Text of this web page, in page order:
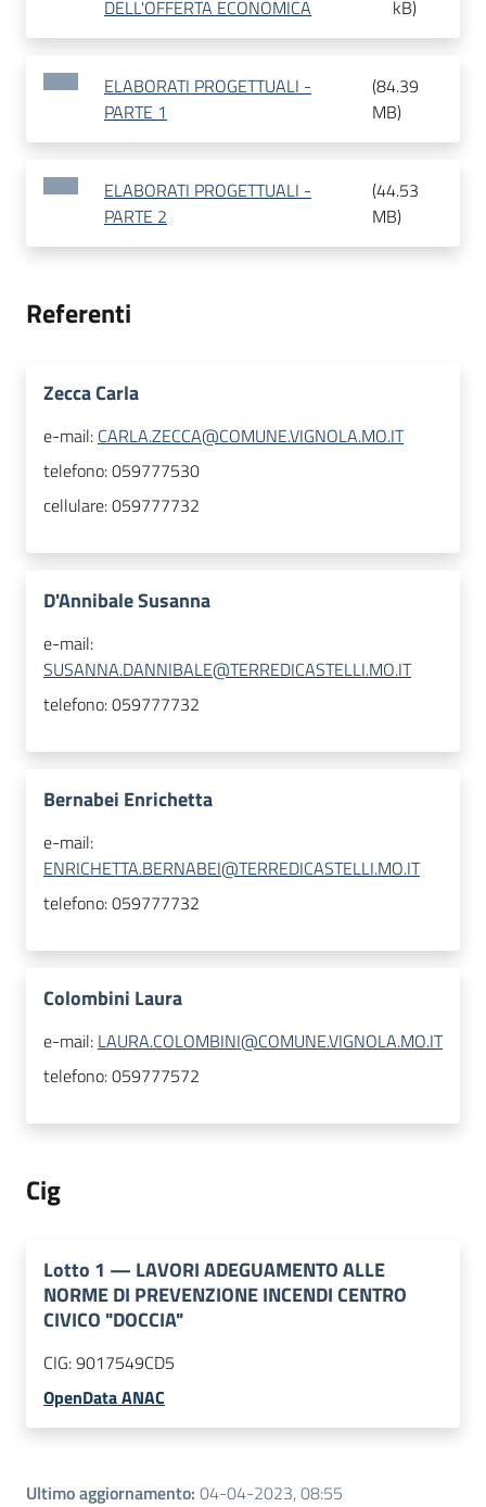
DELL'OFFERTA ECONOMICA kB)
ELABORATI PROGETTUALI -
PARTE 1
(84.39
MB)
ELABORATI PROGETTUALI -
PARTE 2
(44.53
MB)
Referenti
Zecca Carla
e-mail: CARLA.ZECCA@COMUNE.VIGNOLA.MO.IT
telefono:059777530
cellulare:059777732
D'Annibale Susanna
e-mail:
SUSANNA.DANNIBALE@TERREDICASTELLI.MO.IT
telefono:059777732
Bernabei Enrichetta
e-mail:
ENRICHETTA.BERNABEI@TERREDICASTELLI.MO.IT
telefono:059777732
Colombini Laura
e-mail: LAURA.COLOMBINI@COMUNE.VIGNOLA.MO.IT
telefono:059777572
Cig
Lotto 1 — LAVORI ADEGUAMENTO ALLE
NORME DI PREVENZIONE INCENDI CENTRO
CIVICO "DOCCIA"
CIG:9017549CD5
OpenData ANAC
Ultimo aggiornamento: 04-04-2023, 08:55